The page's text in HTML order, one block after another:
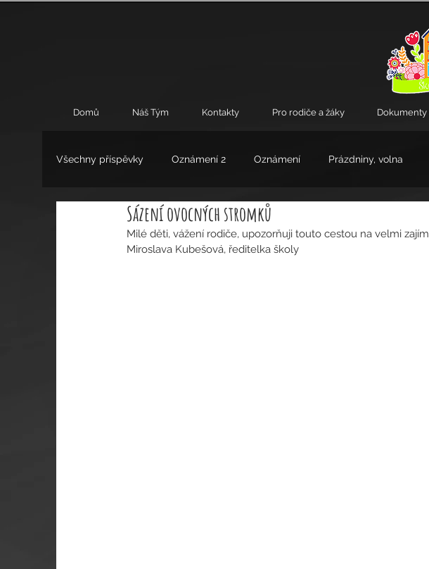
Domů Náš Tým Kontakty Pro rodiče a žáky Dokumenty
Všechny příspěvky Oznámení 2 Oznámení Prázdniny, volna
Výchovné poradenství
Sázení ovocných stromků
Milé děti, vážení rodiče, upozorňuji touto cestou na velmi
Miroslava Kubešová, ředitelka školy